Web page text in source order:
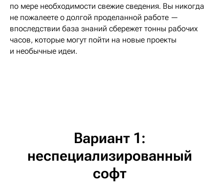
по мере необходимости свежие сведения. Вы никогда
не пожалеете о долгой проделанной работе —
впоследствии база знаний сбережет тонны рабочих
часов, которые могут пойти на новые проекты
и необычные идеи.
Вариант 1:
неспециализированный
софт